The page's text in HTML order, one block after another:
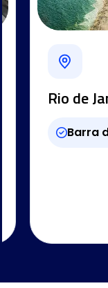
Rio de
Barra